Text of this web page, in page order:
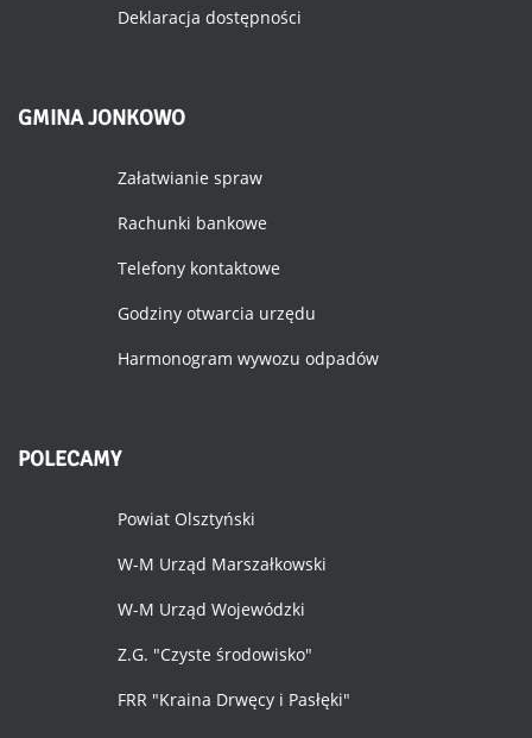
Deklaracja dostępności
GMINAJONKOWO
Załatwianie spraw
Rachunki bankowe
Telefony kontaktowe
Godziny otwarcia urzędu
Harmonogram wywozu odpadów
POLECAMY
Powiat Olsztyński
W-M Urząd Marszałkowski
W-M Urząd Wojewódzki
Z.G. "Czyste środowisko"
FRR "Kraina Drwęcy i Pasłęki"